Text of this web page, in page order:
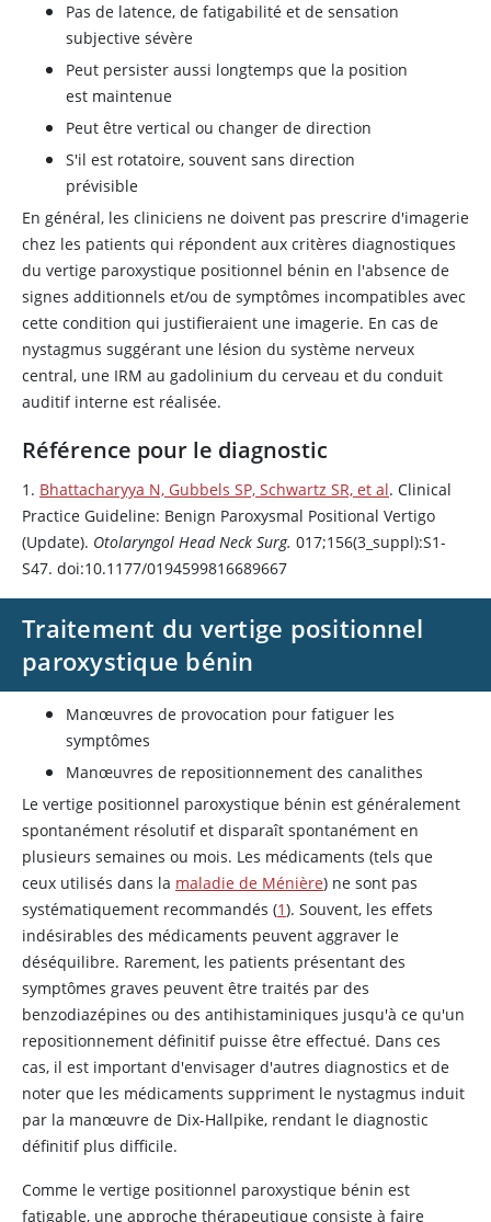
Pas de latence, de fatigabilité et de sensation
subjective sévère
Peut persister aussi longtemps que la position
est maintenue
Peut être vertical ou changer de direction
S'il est rotatoire, souvent sans direction
prévisible
En général, les cliniciens ne doivent pas prescrire d'imagerie
chez les patients qui répondent aux critères diagnostiques
du vertige paroxystique positionnel bénin en l'absence de
signes additionnels et/ou de symptômes incompatibles avec
cette condition qui justifieraient une imagerie. En cas de
nystagmus suggérant une lésion du système nerveux
central, une IRM au gadolinium du cerveau et du conduit
auditif interne est réalisée.
Référence pour le diagnostic
1. Bhattacharyya N, Gubbels SP, Schwartz SR, et al. Clinical
Practice Guideline: Benign Paroxysmal Positional Vertigo
(Update). Otolaryngol Head Neck Surg. 017;156(3_suppl):S1-
S47. doi:10.1177/0194599816689667
Traitement du vertige positionnel
paroxystique bénin
Manœuvres de provocation pour fatiguer les
symptômes
Manœuvres de repositionnement des canalithes
Le vertige positionnel paroxystique bénin est généralement
spontanément résolutif et disparaît spontanément en
plusieurs semaines ou mois. Les médicaments (tels que
ceux utilisés dans la maladie de Ménière) ne sont pas
systématiquement recommandés (1). Souvent, les effets
indésirables des médicaments peuvent aggraver le
déséquilibre. Rarement, les patients présentant des
symptômes graves peuvent être traités par des
benzodiazépines ou des antihistaminiques jusqu'à ce qu'un
repositionnement définitif puisse être effectué. Dans ces
cas, il est important d'envisager d'autres diagnostics et de
noter que les médicaments suppriment le nystagmus induit
par la manœuvre de Dix-Hallpike, rendant le diagnostic
définitif plus difficile.
Comme le vertige positionnel paroxystique bénin est
fatigable, une approche thérapeutique consiste à faire